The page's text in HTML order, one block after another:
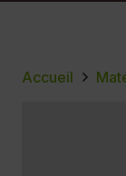
Accueil